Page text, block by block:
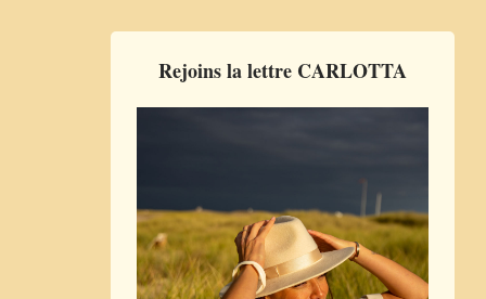
Rejoins la lettre CARLOTTA